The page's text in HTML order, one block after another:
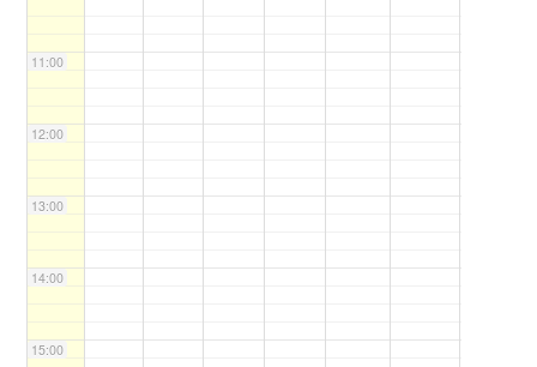
11:00
12:00
13:00
14:00
15:00